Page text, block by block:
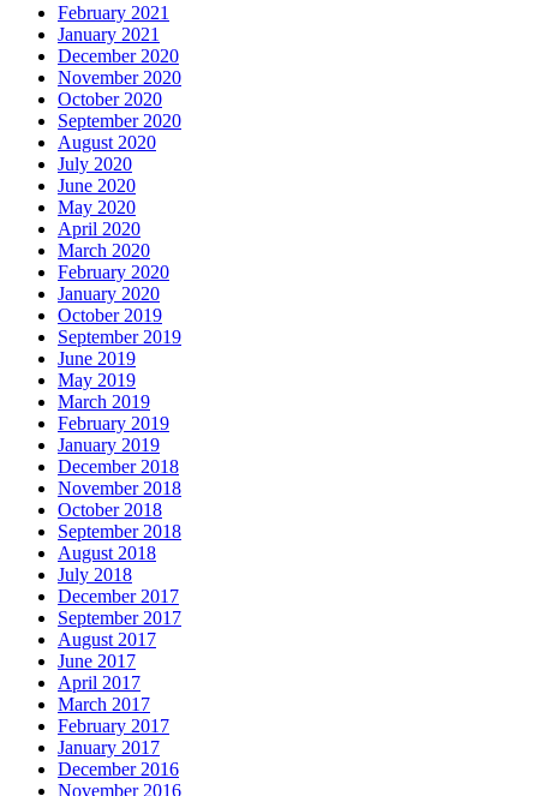
February 2021
January 2021
December 2020
November 2020
October 2020
September 2020
August 2020
July 2020
June 2020
May 2020
April 2020
March 2020
February 2020
January 2020
October 2019
September 2019
June 2019
May 2019
March 2019
February 2019
January 2019
December 2018
November 2018
October 2018
September 2018
August 2018
July 2018
December 2017
September 2017
August 2017
June 2017
April 2017
March 2017
February 2017
January 2017
December 2016
November 2016